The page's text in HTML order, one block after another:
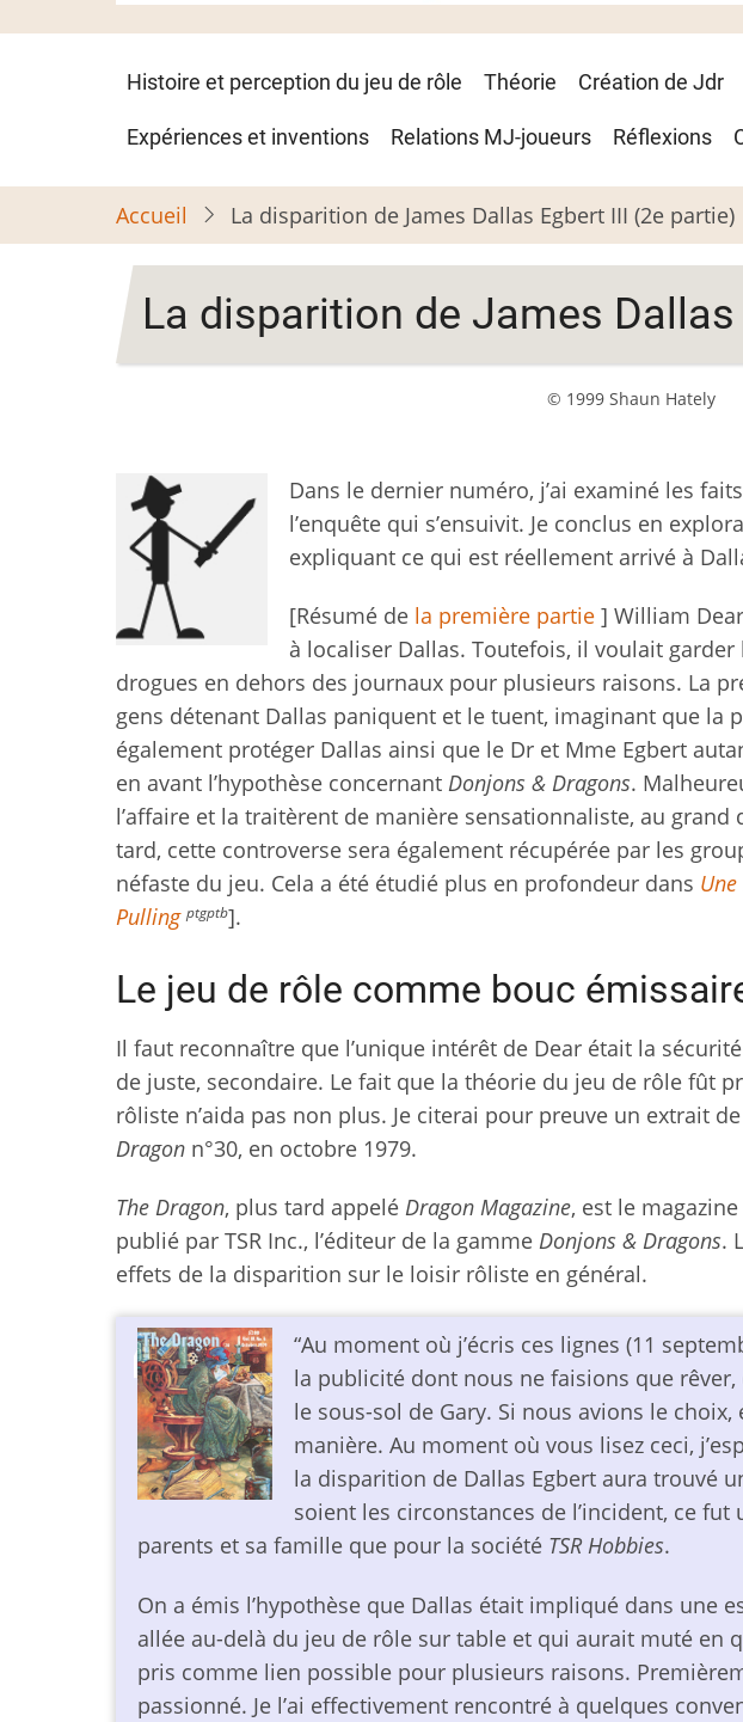
Navigation
principale
Histoire et perception du jeu de rôle Théorie Création de Jdr
Expériences et inventions Relations MJ-joueurs Réflexions
Accueil La disparition de James Dallas Egbert III (2e partie)
La disparition de James
© 1999 Shaun Hately
Dans le dernier numéro, j’ai examiné les
l’enquête qui s’ensuivit. Je conclus en
expliquant ce qui est réellement arrivé à
[Résumé de la première partie ] William
à localiser Dallas. Toutefois, il voulait
drogues en dehors des journaux pour plusieurs raisons. La
gens détenant Dallas paniquent et le tuent, imaginant que la
également protéger Dallas ainsi que le Dr et Mme Egbert
en avant l’hypothèse concernant Donjons & Dragons.
l’affaire et la traitèrent de manière sensationnaliste, au grand
tard, cette controverse sera également récupérée par les
néfaste du jeu. Cela a été étudié plus en profondeur dans
Pulling ptgptb].
Le jeu de rôle comme bouc
Il faut reconnaître que l’unique intérêt de Dear était la
de juste, secondaire. Le fait que la théorie du jeu de rôle fût
rôliste n’aida pas non plus. Je citerai pour preuve un extrait
Dragon n°30, en octobre 1979.
The Dragon, plus tard appelé Dragon Magazine, est le
publié par TSR Inc., l’éditeur de la gamme Donjons & Dragons.
effets de la disparition sur le loisir rôliste en général.
“Au moment où j’écris ces lignes (11
la publicité dont nous ne faisions que
le sous-sol de Gary. Si nous avions le
manière. Au moment où vous lisez ceci,
la disparition de Dallas Egbert aura trouvé
soient les circonstances de l’incident, ce
parents et sa famille que pour la société TSR Hobbies.
On a émis l’hypothèse que Dallas était impliqué dans une
allée au-delà du jeu de rôle sur table et qui aurait muté en
pris comme lien possible pour plusieurs raisons.
passionné. Je l’ai effectivement rencontré à quelques